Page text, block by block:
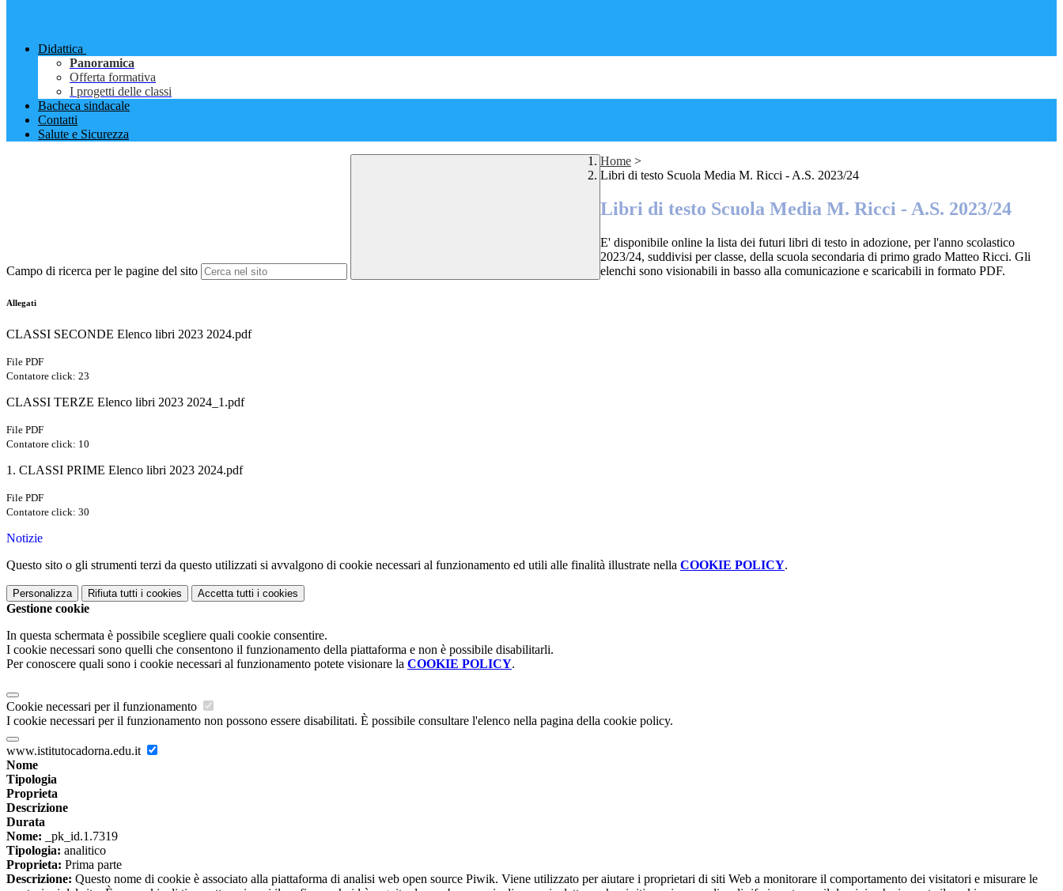
Didattica
Panoramica
Offerta formativa
I progetti delle classi
Bacheca sindacale
Contatti
Salute e Sicurezza
Campo di ricerca per le pagine del sito
Home >
Libri di testo Scuola Media M. Ricci - A.S. 2023/24
Libri di testo Scuola Media M. Ricci - A.S. 2023/24
E' disponibile online la lista dei futuri libri di testo in adozione, per l'anno scolastico
2023/24, suddivisi per classe, della scuola secondaria di primo grado Matteo Ricci. Gli
elenchi sono visionabili in basso alla comunicazione e scaricabili in formato PDF.
Allegati
CLASSI SECONDE Elenco libri 2023 2024.pdf
File PDF
Contatore click: 23
CLASSI TERZE Elenco libri 2023 2024_1.pdf
File PDF
Contatore click: 10
1. CLASSI PRIME Elenco libri 2023 2024.pdf
File PDF
Contatore click: 30
Notizie
Questo sito o gli strumenti terzi da questo utilizzati si avvalgono di cookie necessari al funzionamento ed utili alle finalità illustrate nella COOKIE POLICY.
Personalizza Rifiuta tutti i cookies Accetta tutti i cookies
Gestione cookie
In questa schermata è possibile scegliere quali cookie consentire.
I cookie necessari sono quelli che consentono il funzionamento della piattaforma e non è possibile disabilitarli.
Per conoscere quali sono i cookie necessari al funzionamento potete visionare la COOKIE POLICY.
Cookie necessari per il funzionamento
I cookie necessari per il funzionamento non possono essere disabilitati. È possibile consultare l'elenco nella pagina della cookie policy.
www.istitutocadorna.edu.it
Nome
Tipologia
Proprieta
Descrizione
Durata
Nome: _pk_id.1.7319
Tipologia: analitico
Proprieta: Prima parte
Descrizione: Questo nome di cookie è associato alla piattaforma di analisi web open source Piwik. Viene utilizzato per aiutare i proprietari di siti Web a monitorare il comportamento dei visitatori e misurare le